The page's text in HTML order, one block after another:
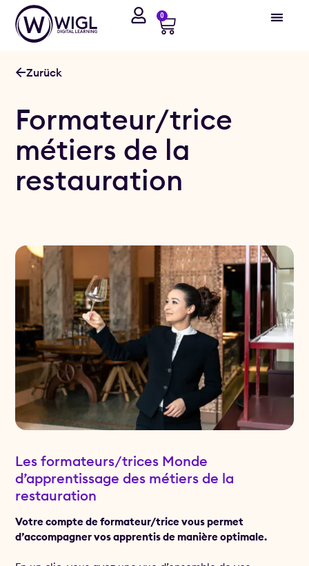
0
Zurück
Formateur/trice
métiers de la
restauration
Les formateurs/trices Monde
d’apprentissage des métiers de la
restauration
Votre compte de formateur/trice vous permet
d’accompagner vos apprentis de manière optimale.